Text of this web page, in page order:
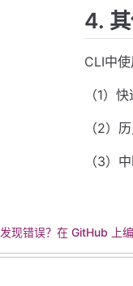
4.
CLI中使
（1）
（2）
（3）
发现错误？在 GitHub 上